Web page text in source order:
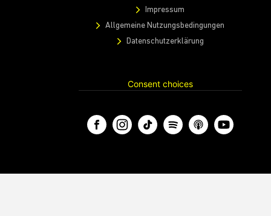
Impressum
Allgemeine Nutzungsbedingungen
Datenschutzerklärung
Consent choices